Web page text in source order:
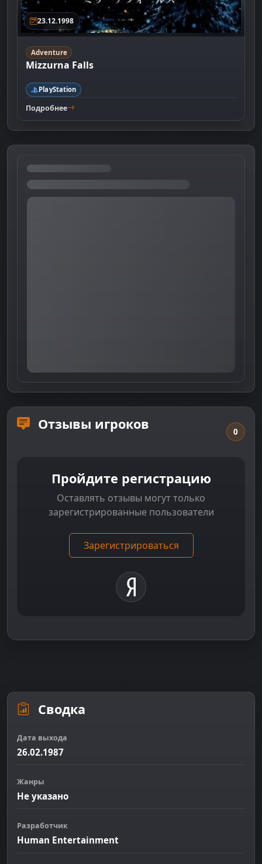
23.12.1998
Adventure
Mizzurna Falls
PlayStation
Подробнее
Отзывы игроков 0
Пройдите регистрацию
Оставлять отзывы могут только
зарегистрированные пользователи
Зарегистрироваться
Сводка
Дата выхода
26.02.1987
Жанры
Не указано
Разработчик
Human Entertainment